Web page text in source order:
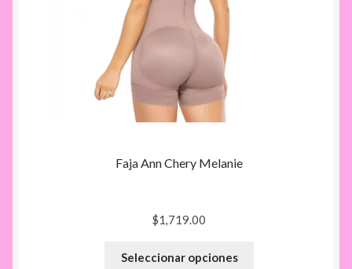
Faja Ann Chery Melanie
$1,719.00
Seleccionar opciones